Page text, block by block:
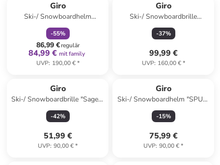
Giro
Ski-/ Snowboardhelm
"Jackson Mips" in Grau
-55%
86,99 €regulär
84,99 € mit family
UVP: 190,00 €*
Giro
Ski-/ Snowboardbrille
"Method II" in Orange/
Anthrazit
-37%
99,99 €
UVP: 160,00 €*
Giro
Ski-/ Snowboardbrille "Sagen"
in Gelb/ Schwarz
-42%
51,99 €
UVP: 90,00 €*
Giro
Ski-/ Snowboardhelm "SPUR"
in Blau
-15%
75,99 €
UVP: 90,00 €*